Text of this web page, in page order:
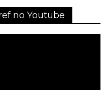
no Youtube